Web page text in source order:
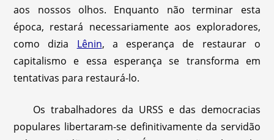
aos nossos olhos. Enquanto não terminar esta
época, restará necessariamente aos exploradores,
como dizia Lênin, a esperança de restaurar o
capitalismo e essa esperança se transforma em
tentativas para restaurá-lo.
Os trabalhadores da URSS e das democracias
populares libertaram-se definitivamente da servidão